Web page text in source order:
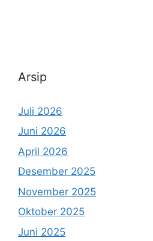
Arsip
Juli 2026
Juni 2026
April 2026
Desember 2025
November 2025
Oktober 2025
Juni 2025